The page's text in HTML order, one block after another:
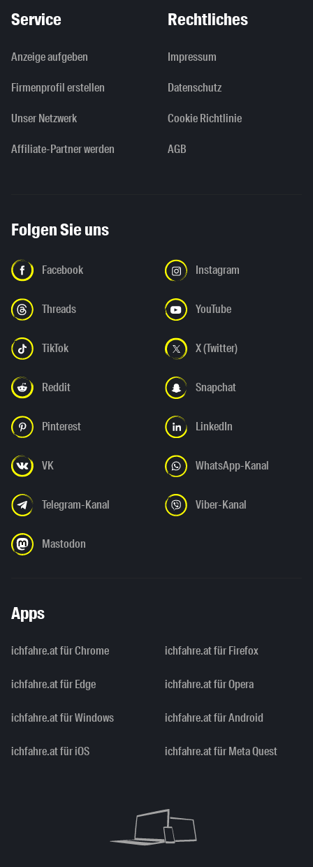
Service
Anzeige aufgeben
Firmenprofil erstellen
Unser Netzwerk
Affiliate-Partner werden
Rechtliches
Impressum
Datenschutz
Cookie Richtlinie
AGB
Folgen Sie uns
Facebook Instagram
Threads YouTube
TikTok X (Twitter)
Reddit Snapchat
Pinterest LinkedIn
VK WhatsApp-Kanal
Telegram-Kanal Viber-Kanal
Mastodon
Apps
ichfahre.at für Chrome ichfahre.at für Firefox
ichfahre.at für Edge ichfahre.at für Opera
ichfahre.at für Windows ichfahre.at für Android
ichfahre.at für iOS ichfahre.at für Meta Quest